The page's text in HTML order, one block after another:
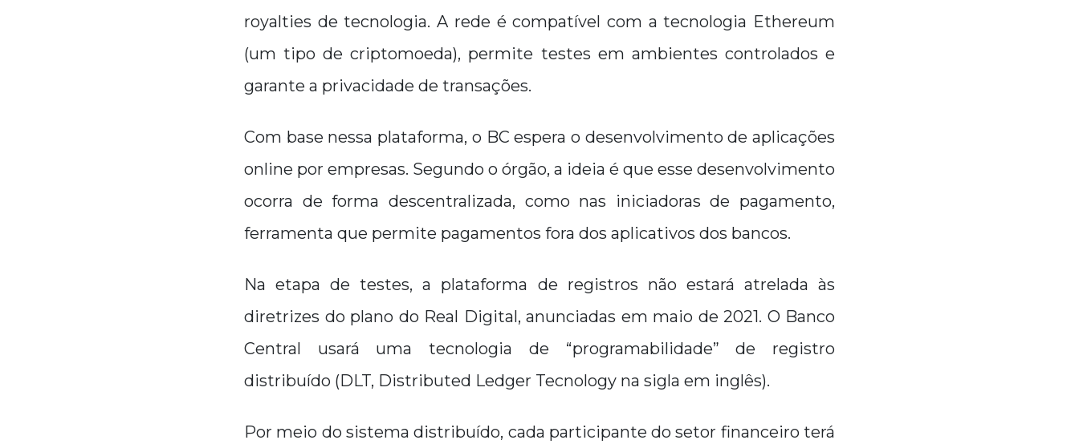
royalties de tecnologia. A rede é compatível com a tecnologia Ethereum
(um tipo de criptomoeda), permite testes em ambientes controlados e
garante a privacidade de transações.
Com base nessa plataforma, o BC espera o desenvolvimento de aplicações
online por empresas. Segundo o órgão, a ideia é que esse desenvolvimento
ocorra de forma descentralizada, como nas iniciadoras de pagamento,
ferramenta que permite pagamentos fora dos aplicativos dos bancos.
Na etapa de testes, a plataforma de registros não estará atrelada às
diretrizes do plano do Real Digital, anunciadas em maio de 2021. O Banco
Central usará uma tecnologia de “programabilidade” de registro
distribuído (DLT, Distributed Ledger Tecnology na sigla em inglês).
Por meio do sistema distribuído, cada participante do setor financeiro terá